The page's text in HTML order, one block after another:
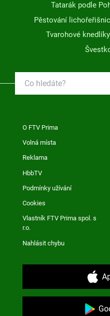
Tatarák podle
Pěstování
Tvarohové knedlíky
O FTV Prima
Volná místa
Reklama
HbbTV
Podmínky užívání
Cookies
Vlastník FTV Prima spol. s
r.o.
Nahlásit chybu